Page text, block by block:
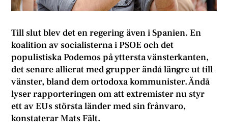
Till slut blev det en regering även i Spanien. En
koalition av socialisterna i PSOE och det
populistiska Podemos på yttersta vänsterkanten,
det senare allierat med grupper ändå längre ut till
vänster, bland dem ortodoxa kommunister. Ändå
lyser rapporteringen om att extremister nu styr
ett av EUs största länder med sin frånvaro,
konstaterar Mats Fält.